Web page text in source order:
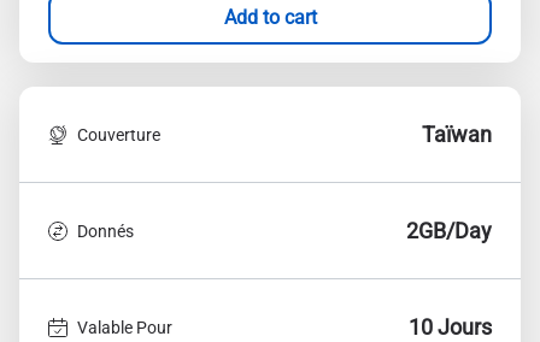
Add to cart
Couverture Taïwan
Donnés 2GB/Day
Valable Pour 10 Jours